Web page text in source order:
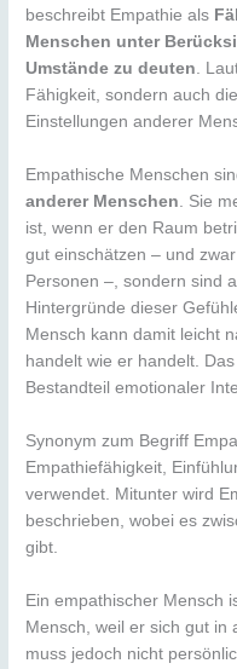
beschreibt Empathie als
Menschen unter
Umstände zu deuten.
Fähigkeit, sondern auch
Einstellungen anderer
Empathische Menschen
anderer Menschen. Sie
ist, wenn er den Raum
gut einschätzen – und
Personen –, sondern sind
Hintergründe dieser
Mensch kann damit leicht
handelt wie er handelt.
Bestandteil emotionaler
Synonym zum Begriff
Empathiefähigkeit,
verwendet. Mitunter wird
beschrieben, wobei es
gibt.
Ein empathischer Mensch
Mensch, weil er sich gut in
muss jedoch nicht